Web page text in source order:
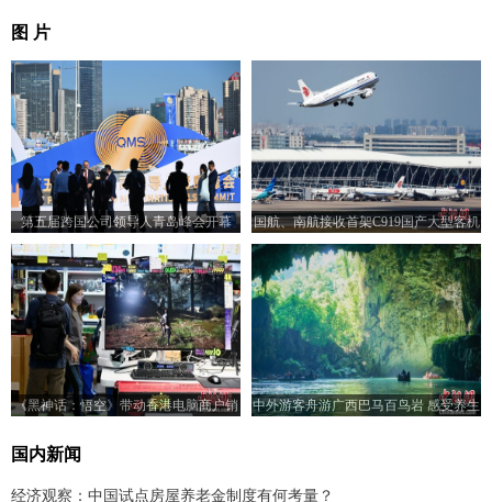
图 片
第五届跨国公司领导人青岛峰会开幕 国航、南航接收首架C919国产大型客机
《黑神话：悟空》带动香港电脑商户销
中外游客舟游广西巴马百鸟岩 感受养生
国内新闻
经济观察：中国试点房屋养老金制度有何考量？